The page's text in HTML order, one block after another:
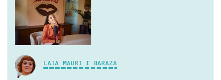
LAIA MAURI I BARAZA